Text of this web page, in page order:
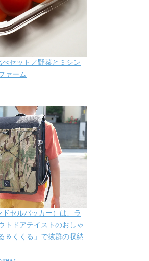
セット／野菜とミシン
ァーム
ドセルパッカー）は、ラ
トドアテイストのおしゃ
＆くくる」で抜群の収納